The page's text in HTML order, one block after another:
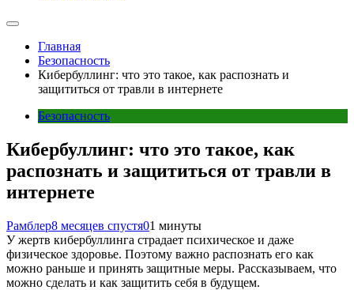
Главная
Безопасность
Кибербуллинг: что это такое, как распознать и
защититься от травли в интернете
Безопасность
Кибербуллинг: что это такое, как
распознать и защититься от травли в
интернете
Рамблер8 месяцев спустя01 минуты
У жертв кибербуллинга страдает психическое и даже
физическое здоровье. Поэтому важно распознать его как
можно раньше и принять защитные меры. Рассказываем, что
можно сделать и как защитить себя в будущем.